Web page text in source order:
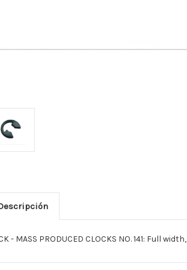
- MASS PRODUCED CLOCKS NO. 141: Full